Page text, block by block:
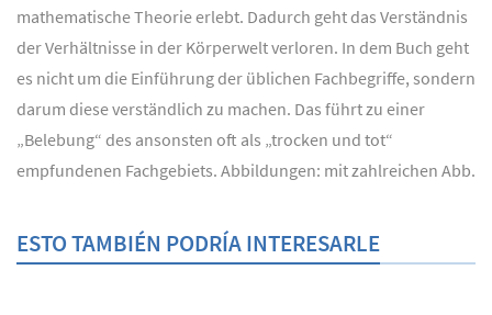
mathematische Theorie erlebt. Dadurch geht das Verständnis
der Verhältnisse in der Körperwelt verloren. In dem Buch geht
es nicht um die Einführung der üblichen Fachbegriffe, sondern
darum diese verständlich zu machen. Das führt zu einer
„Belebung“ des ansonsten oft als „trocken und tot“
empfundenen Fachgebiets. Abbildungen: mit zahlreichen Abb.
ESTO TAMBIÉN PODRÍA INTERESARLE